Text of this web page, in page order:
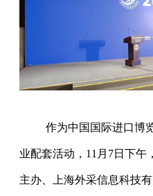
作为中国国际进口博
业配套活动，11月7日下午
主办、上海外采信息科技